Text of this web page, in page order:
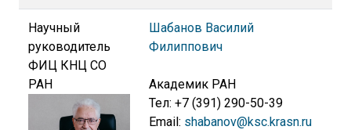
Научный
руководитель
ФИЦ КНЦ СО
РАН
Шабанов Василий
Филиппович
Академик РАН
Тел: +7 (391) 290-50-39
Email: shabanov@ksc.krasn.ru